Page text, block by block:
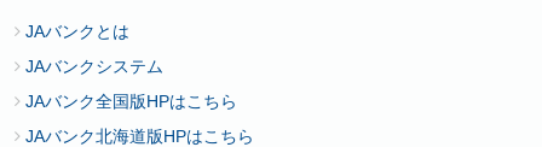
私の支払能力を調査するためまたは支払途上における
支払能力を調査するため、私が申告した私の資産、負
債、収入、支出、事業の計画・実績および第９条に掲
げる共同利用する者（組合を含む）との取引状況。
JAバンクとは
JAバンクシステム
JAバンク全国版HPはこちら
JAバンク北海道版HPはこちら